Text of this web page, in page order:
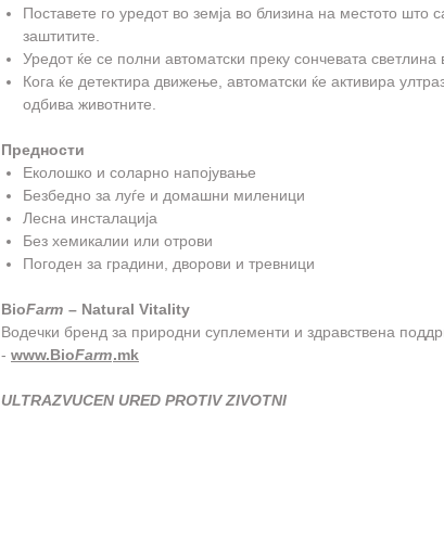
Поставете го уредот во земја во близина на местото што
заштитите.
Уредот ќе се полни автоматски преку сончевата светлина
Кога ќе детектира движење, автоматски ќе активира
одбива животните.
Предности
Еколошко и соларно напојување
Безбедно за луѓе и домашни миленици
Лесна инсталација
Без хемикалии или отрови
Погоден за градини, дворови и тревници
BioFarm – Natural Vitality
Водечки бренд за природни суплементи и здравствена
- www.BioFarm.mk
ULTRAZVUCEN URED PROTIV ZIVOTNI